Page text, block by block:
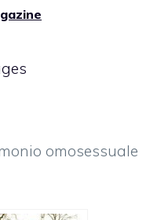
omosessuale